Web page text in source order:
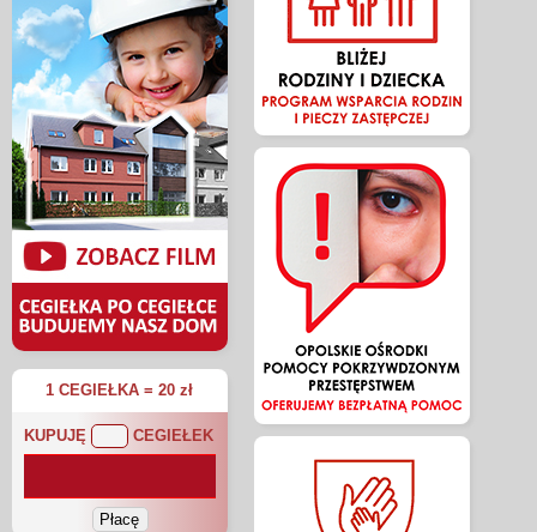
1 CEGIEŁKA = 20 zł
KUPUJĘ CEGIEŁEK